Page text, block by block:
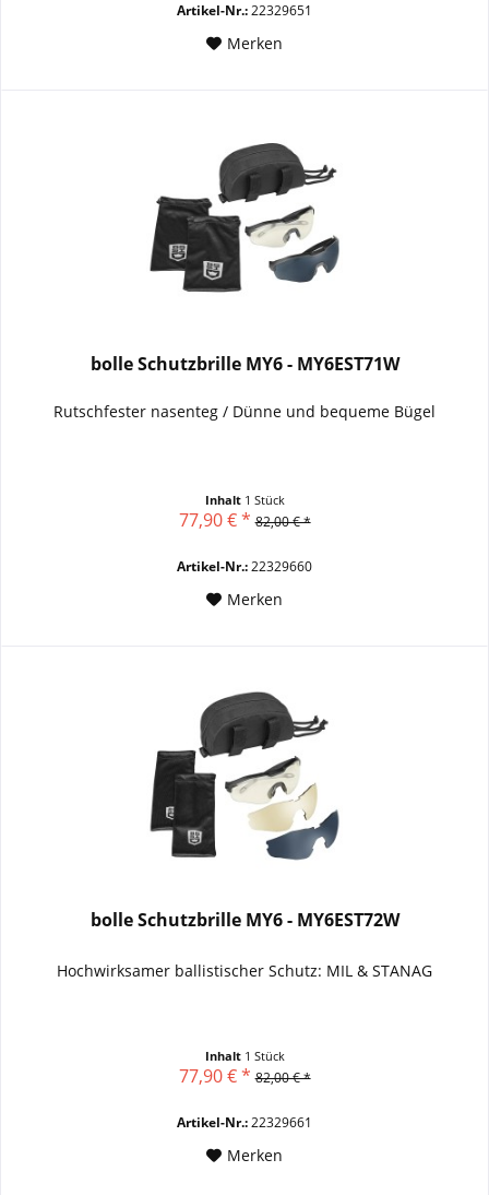
Artikel-Nr.:22329651
Merken
bolle Schutzbrille MY6 - MY6EST71W
Rutschfester nasenteg / Dünne und bequeme Bügel
Inhalt 1 Stück
77,90 € * 82,00 € *
Artikel-Nr.:22329660
Merken
bolle Schutzbrille MY6 - MY6EST72W
Hochwirksamer ballistischer Schutz: MIL & STANAG
Inhalt 1 Stück
77,90 € * 82,00 € *
Artikel-Nr.:22329661
Merken